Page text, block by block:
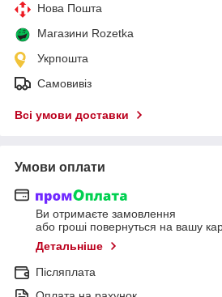
Нова Пошта
Магазини Rozetka
Укрпошта
Самовивіз
Всі умови доставки
Умови оплати
Ви отримаєте замовлення
або гроші повернуться на вашу
Детальніше
Післяплата